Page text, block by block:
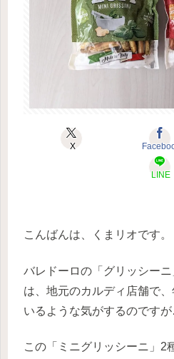
X
LINE
こんばんは、くまリオです。
バレドーロの「グリッシー
は、地元のカルディ店舗で
いるような気がするのです
この「ミニグリッシーニ」2